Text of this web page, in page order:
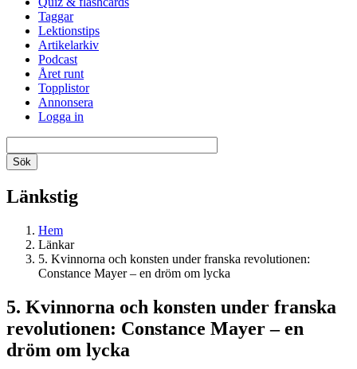
Taggar
Lektionstips
Artikelarkiv
Podcast
Året runt
Topplistor
Annonsera
Logga in
Länkstig
Hem
Länkar
5. Kvinnorna och konsten under franska revolutionen:
Constance Mayer – en dröm om lycka
5. Kvinnorna och konsten under franska
revolutionen: Constance Mayer – en
dröm om lycka